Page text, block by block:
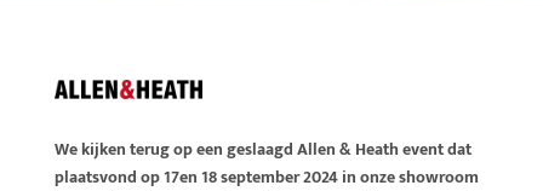
We kijken terug op een geslaagd Allen & Heath event dat
plaatsvond op 17en 18 september 2024 in onze showroom